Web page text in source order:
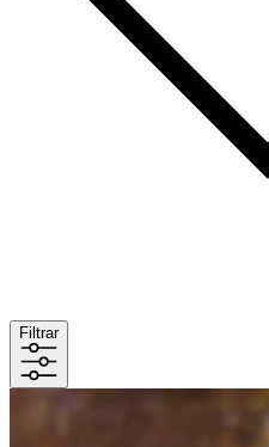
Filtrar